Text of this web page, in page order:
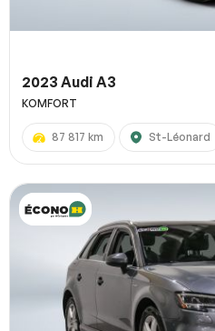
2023 Audi A3
KOMFORT
87 817 km St-Léonard